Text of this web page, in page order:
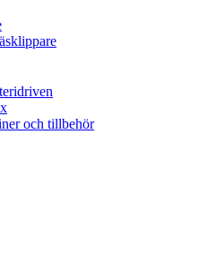
och tillbehör